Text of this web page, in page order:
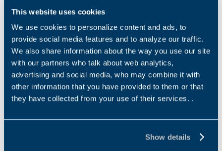
This website uses cookies
We use cookies to personalize content and ads, to
provide social media features and to analyze our traffic.
We also share information about the way you use our site
with our partners who talk about web analytics,
advertising and social media, who may combine it with
other information that you have provided to them or that
they have collected from your use of their services. .
Show details
de Bonfiglioli sigue creciendo y garantizando una
mayor eficacia y una mejor usabilidad gracias a una
gama más amplia de funcionalidades. Mosaico incluye
ahora funciones adicionales que lo convierten en una
herramienta aún más valiosa para que los clientes de
Bonfiglioli encuentren el producto que mejor se adapte
a sus necesidades.
con el ERP de Bonfiglioli y ofrece una mayor flexibilidad
y fiabilidad gracias a una interfaz multidispositivo.